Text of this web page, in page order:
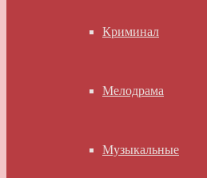
Криминал
Мелодрама
Музыкальные